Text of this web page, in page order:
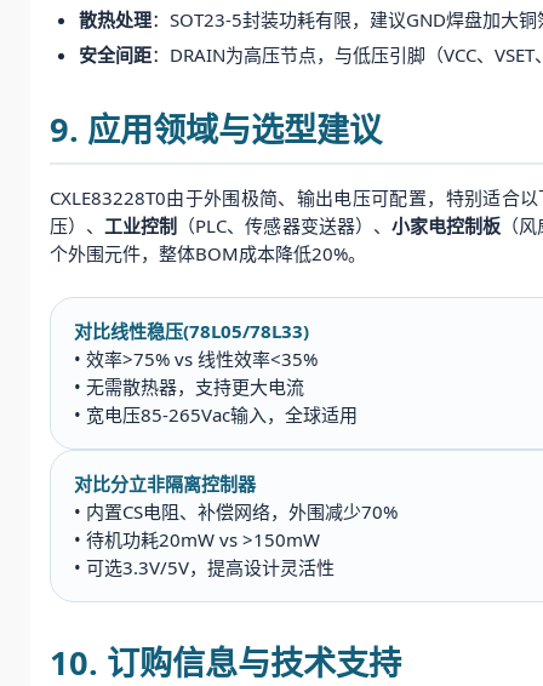
散热处理：SOT23-5封装功耗有限，建议GND焊盘加大
安全间距：DRAIN为高压节点，与低压引脚（VCC、
9. 应用领域与选型建议
CXLE83228T0由于外围极简、输出电压可配置，特别适合
压）、工业控制 （PLC、传感器变送器）、 小家电控制板 （
个外围元件，整体BOM成本降低20%。
对比线性稳压(78L05/78L33)
• 效率>75% vs 线性效率<35%
• 无需散热器，支持更大电流
• 宽电压85-265Vac输入，全球适用
对比分立非隔离控制器
• 内置CS电阻、补偿网络，外围减少70%
• 待机功耗20mW vs >150mW
• 可选3.3V/5V，提高设计灵活性
10. 订购信息与技术支持